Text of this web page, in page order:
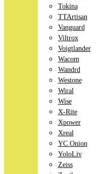
Tokina
TTArtisan
Vanguard
Viltrox
Voigtlander
Wacom
Wandrd
Westone
Wiral
Wise
X-Rite
Xpower
Xreal
YC Onion
YoloLiv
Zeiss